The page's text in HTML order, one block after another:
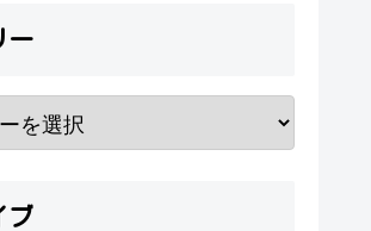
ー
ブ